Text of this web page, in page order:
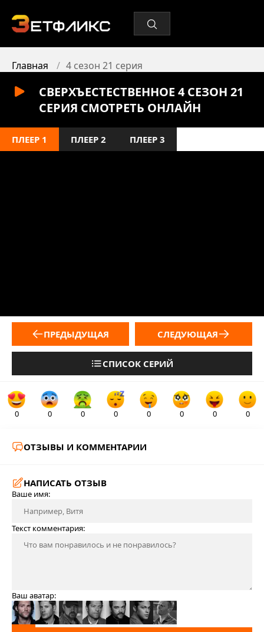
Главная 4 сезон 21 серия
СВЕРХЪЕСТЕСТВЕННОЕ 4 СЕЗОН 21
СЕРИЯ СМОТРЕТЬ ОНЛАЙН
ПЛЕЕР 1 ПЛЕЕР 2 ПЛЕЕР 3
ПРЕДЫДУЩАЯ
СПИСОК СЕРИЙ
СЛЕДУЮЩАЯ
0 0 0 0 0 0 0 0
ОТЗЫВЫ И КОММЕНТАРИИ
НАПИСАТЬ ОТЗЫВ
Ваше имя:
Текст комментария:
Ваш аватар: